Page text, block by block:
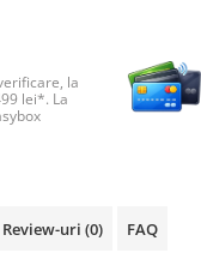
la
lei*. La
Review-uri (0) FAQ